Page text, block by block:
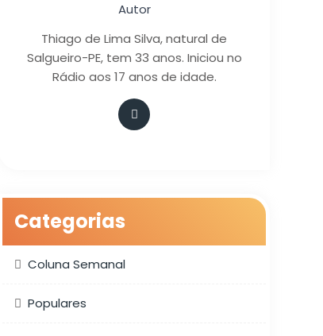
Autor
Thiago de Lima Silva, natural de
Salgueiro-PE, tem 33 anos. Iniciou no
Rádio aos 17 anos de idade.
Categorias
Coluna Semanal
Populares